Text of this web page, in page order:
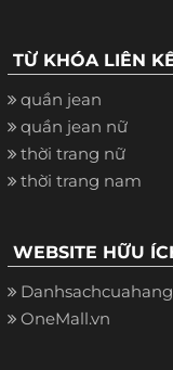
TỪ KHÓA LIÊN
quần jean
quần jean nữ
thời trang nữ
thời trang nam
WEBSITE HỮU
OneMall.vn